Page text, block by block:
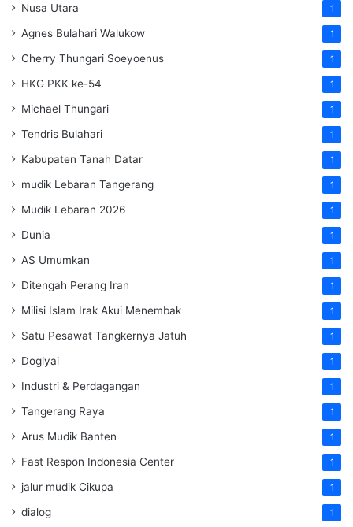
Nusa Utara 1
Agnes Bulahari Walukow 1
Cherry Thungari Soeyoenus 1
HKG PKK ke-54 1
Michael Thungari 1
Tendris Bulahari 1
Kabupaten Tanah Datar 1
mudik Lebaran Tangerang 1
Mudik Lebaran 2026 1
Dunia 1
AS Umumkan 1
Ditengah Perang Iran 1
Milisi Islam Irak Akui Menembak 1
Satu Pesawat Tangkernya Jatuh 1
Dogiyai 1
Industri & Perdagangan 1
Tangerang Raya 1
Arus Mudik Banten 1
Fast Respon Indonesia Center 1
jalur mudik Cikupa 1
dialog 1